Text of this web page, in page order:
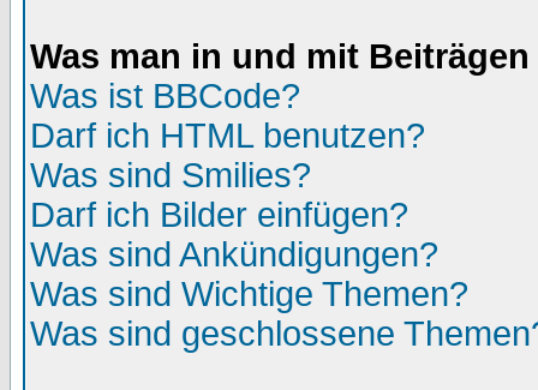
Was man in und mit
Was ist BBCode?
Darf ich HTML benutzen?
Was sind Smilies?
Darf ich Bilder einfügen?
Was sind Ankündigungen?
Was sind Wichtige Themen?
Was sind geschlossene